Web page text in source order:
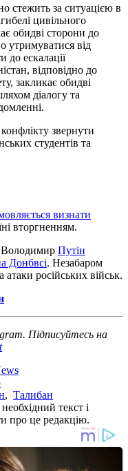
стежить за ситуацією в
цивільного
обидві сторони до
утримуватися від
до ескалації
відповідно до
закликає обидві
діалогу та
звернути
студентів та
визнати
вторгненням.
Володимир Путін
Донбвсі. Незабаром
атаки російських військ.
Підписуйтесь на
, Талибан
текст і
про це редакцію.